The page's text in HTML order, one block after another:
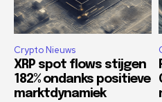
Crypto Nieuws
XRP spot flows stijgen
182% ondanks positieve
marktdynamiek